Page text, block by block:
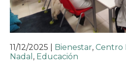
11/12/2025 Bienestar, Centro
Nadal , Educación